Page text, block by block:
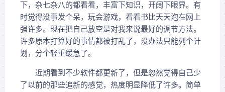
下，杂七杂八的都看看，丰富下知识，开阔下眼界。有
时觉得没事发个呆，玩会游戏，看看书比天天泡在网上
强许多。现在把自己放空是对我来说最好的调节方法。
许多原本打算好的事情都被打乱了，没办法只能列个计
划，分个轻重缓急了。
近期看到不少软件都更新了，但是忽然觉得自己少
了以前的那些追新的感觉，热度明显降低了许多。简单